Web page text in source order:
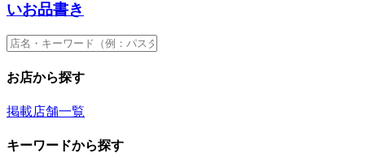
お店から探す
掲載店舗一覧
キーワードから探す